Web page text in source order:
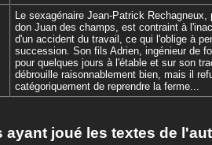
Le sexagénaire Jean-Patrick Rechagneux,
don Juan des champs, est contraint à
d'un accident du travail, ce qui l'oblige à
succession. Son fils Adrien, ingénieur de
pour quelques jours à l'étable et sur son
débrouille raisonnablement bien, mais il
catégoriquement de reprendre la ferme...
ayant joué les textes de